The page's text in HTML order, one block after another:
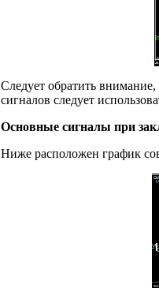
Следует обратить
сигналов следует
Основные сигналы при
Ниже расположен график